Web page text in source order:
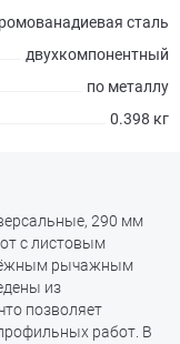
сталь
двухкомпонентный
по металлу
0.398 кг
290 мм
с листовым
рычажным
из
позволяет
работ. В